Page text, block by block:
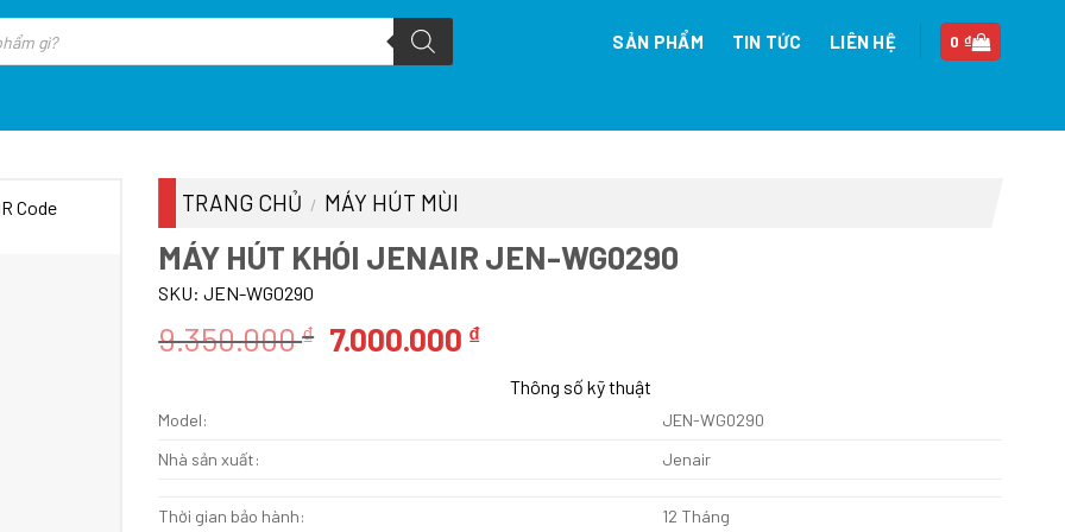
SẢN PHẨM TIN TỨC LIÊN HỆ 0₫
TRANG CHỦ / MÁY HÚT MÙI
MÁY HÚT KHÓI JENAIR JEN-WG0290
SKU: JEN-WG0290
9.350.000₫ Giá
7.000.000 ₫Giá
tạiThông số kỹ thuật
Model:
JEN-WG0290
Nhà sản xuất:
Jenair
Thời gian bảo hành: 12 Tháng